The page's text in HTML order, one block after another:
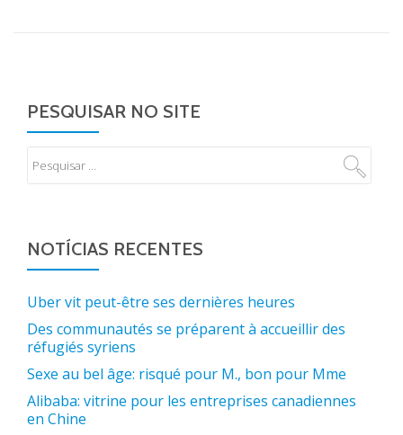
PESQUISAR NO SITE
NOTÍCIAS RECENTES
Uber vit peut-être ses dernières heures
Des communautés se préparent à accueillir des
réfugiés syriens
Sexe au bel âge: risqué pour M., bon pour Mme
Alibaba: vitrine pour les entreprises canadiennes
en Chine